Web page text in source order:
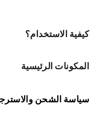
كيفية الاستخدام؟
بشرتكِ مع التدليك حتى
المكونات الرئيسية
الحلزون الأسود يتمتع
سياسة الشحن